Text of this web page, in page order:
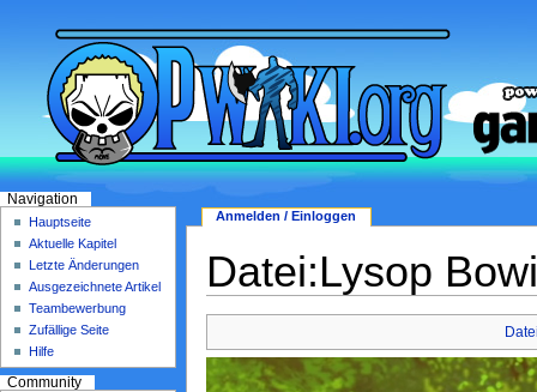
Datei:Lysop
Anmelden / Einloggen
Navigation
Hauptseite
Aktuelle Kapitel
Letzte Änderungen
Ausgezeichnete Artikel
Teambewerbung
Zufällige Seite
Hilfe
Community